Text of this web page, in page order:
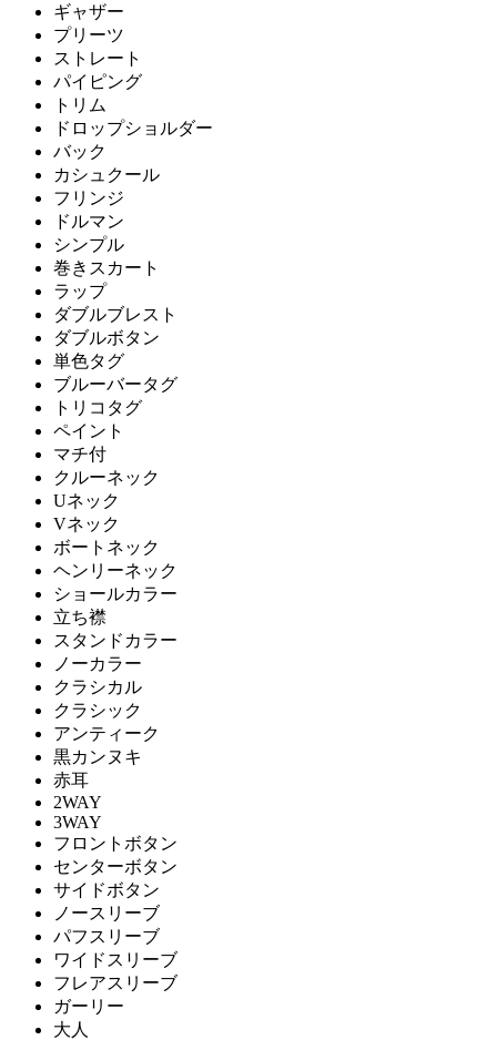
ギャザー
プリーツ
ストレート
パイピング
トリム
ドロップショルダー
バック
カシュクール
フリンジ
ドルマン
シンプル
巻きスカート
ラップ
ダブルブレスト
ダブルボタン
単色タグ
ブルーバータグ
トリコタグ
ペイント
マチ付
クルーネック
Uネック
Vネック
ボートネック
ヘンリーネック
ショールカラー
立ち襟
スタンドカラー
ノーカラー
クラシカル
クラシック
アンティーク
黒カンヌキ
赤耳
2WAY
3WAY
フロントボタン
センターボタン
サイドボタン
ノースリーブ
パフスリーブ
ワイドスリーブ
フレアスリーブ
ガーリー
大人